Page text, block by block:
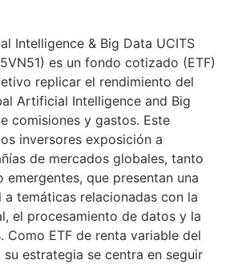
Intelligence & Big Data UCITS
es un fondo cotizado (ETF)
replicar el rendimiento del
Artificial Intelligence and Big
comisiones y gastos. Este
inversores exposición a
de mercados globales, tanto
que presentan una
temáticas relacionadas con la
el procesamiento de datos y la
Como ETF de renta variable del
estrategia se centra en seguir